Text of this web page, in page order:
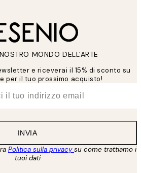
MONDO DELL'ARTE
e riceverai il 15% di sconto su
per il tuo prossimo acquisto!
INVIA
Politica sulla privacysu come trattiamo i
tuoi dati